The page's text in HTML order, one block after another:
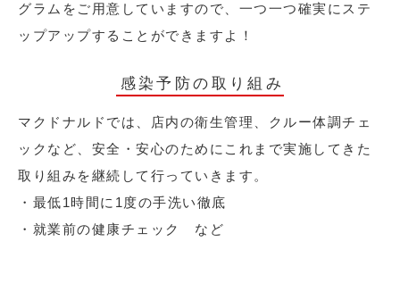
グラムをご用意していますので、一つ一つ確実にステ
ップアップすることができますよ！
感染予防の取り組み
マクドナルドでは、店内の衛生管理、クルー体調チェ
ックなど、安全・安心のためにこれまで実施してきた
取り組みを継続して行っていきます。
・最低1時間に1度の手洗い徹底
・就業前の健康チェック など